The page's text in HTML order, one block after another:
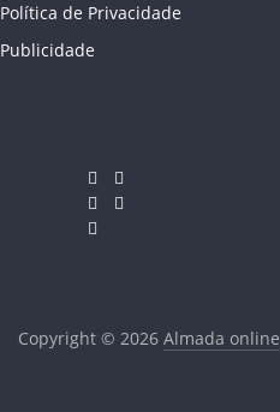
Política de Privacidade
Publicidade
Copyright © 2026 Almada online